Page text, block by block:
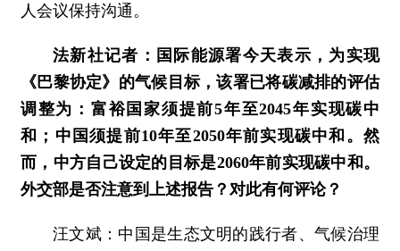
人会议保持沟通。
法新社记者：国际能源署今天表示，为实现
《巴黎协定》的气候目标，该署已将碳减排的评估
调整为：富裕国家须提前5年至2045年实现碳中
和；中国须提前10年至2050年前实现碳中和。然
而，中方自己设定的目标是2060年前实现碳中和。
外交部是否注意到上述报告？对此有何评论？
汪文斌：中国是生态文明的践行者、气候治理